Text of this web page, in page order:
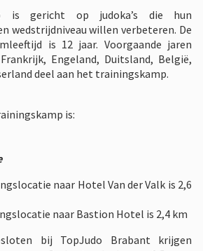
is gericht op judoka’s die hun
wedstrijdniveau willen verbeteren. De
is 12 jaar. Voorgaande jaren
Engeland, Duitsland, België,
deel aan het trainingskamp.
is:
naar Hotel Van der Valk is 2,6
naar Bastion Hotel is 2,4 km
bij TopJudo Brabant krijgen